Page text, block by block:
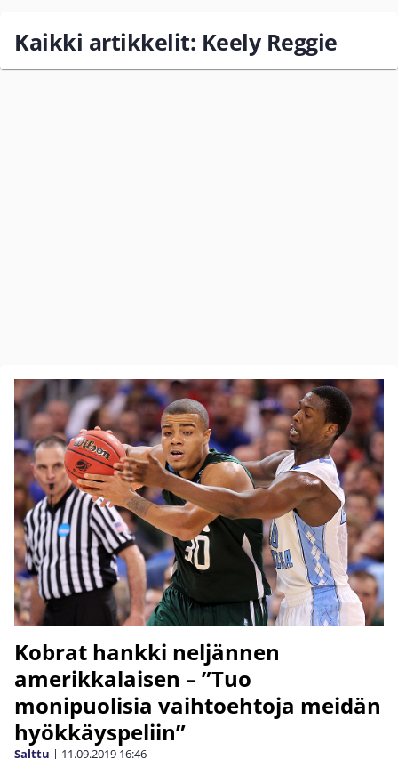
Kaikki artikkelit: Keely Reggie
Kobrat hankki neljännen
amerikkalaisen – ”Tuo
monipuolisia vaihtoehtoja meidän
hyökkäyspeliin”
Salttu | 11.09.2019 16:46